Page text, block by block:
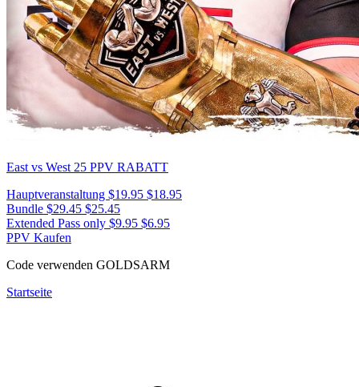
East vs West 25 PPV RABATT
Hauptveranstaltung $19.95 $18.95
Bundle $29.45 $25.45
Extended Pass only $9.95 $6.95
PPV Kaufen
Code verwenden GOLDSARM
Startseite